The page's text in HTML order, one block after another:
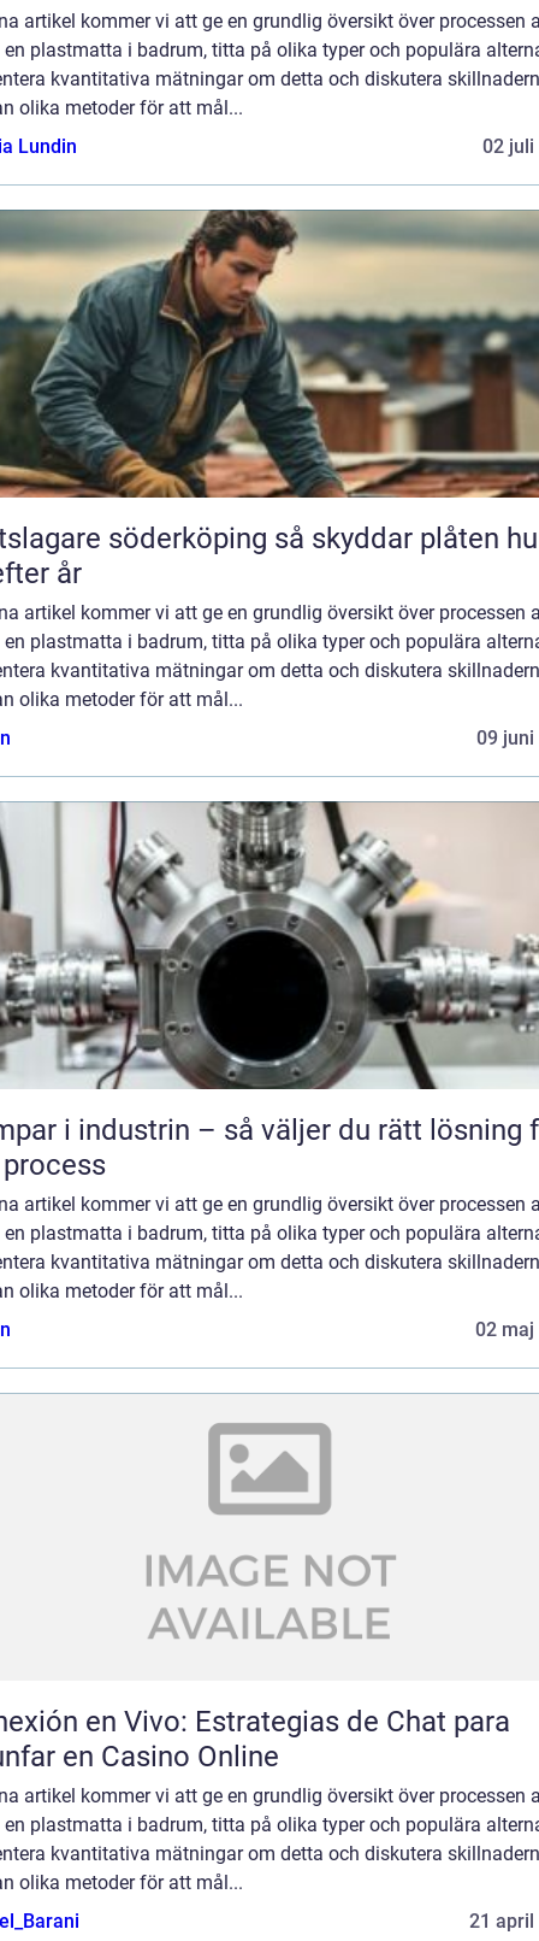
artikel kommer vi att ge en grundlig översikt över processen
plastmatta i badrum, titta på olika typer och populära
kvantitativa mätningar om detta och diskutera
olika metoder för att mål...
Lundin
02 juli
söderköping så skyddar plåten huset
år
artikel kommer vi att ge en grundlig översikt över processen
plastmatta i badrum, titta på olika typer och populära
kvantitativa mätningar om detta och diskutera
olika metoder för att mål...
09 juni
i industrin – så väljer du rätt lösning
artikel kommer vi att ge en grundlig översikt över processen
plastmatta i badrum, titta på olika typer och populära
kvantitativa mätningar om detta och diskutera
olika metoder för att mål...
02 maj
en Vivo: Estrategias de Chat para
en Casino Online
artikel kommer vi att ge en grundlig översikt över processen
plastmatta i badrum, titta på olika typer och populära
kvantitativa mätningar om detta och diskutera
olika metoder för att mål...
21 april